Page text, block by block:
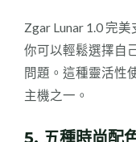
Zgar Lunar 1.0 完美
你可以輕鬆選擇自
問題。這種靈活性
主機之一。
5. 五種時尚配